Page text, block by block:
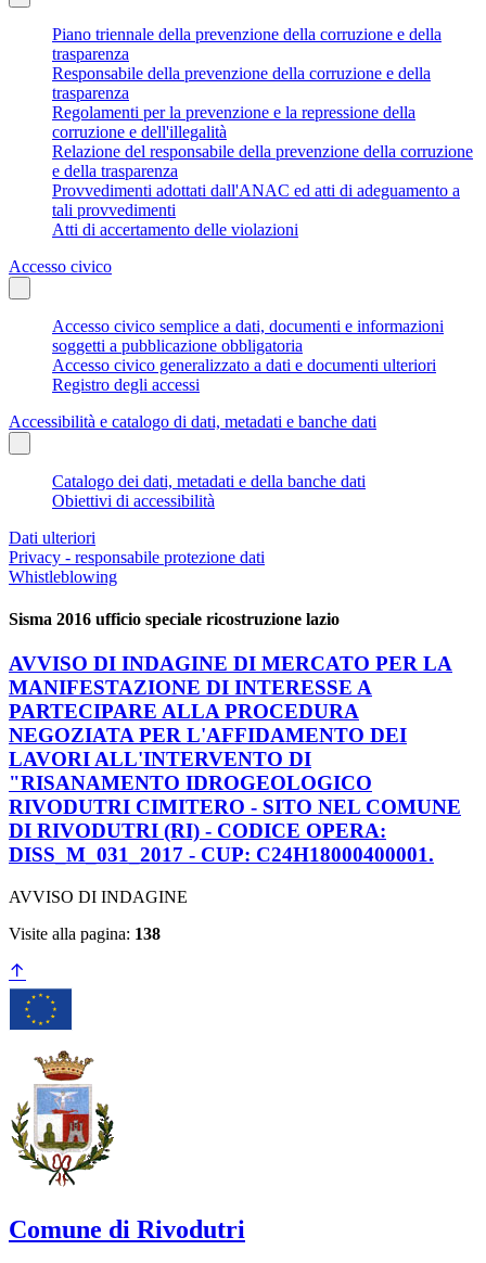
Piano triennale della prevenzione della corruzione e della
trasparenza
Responsabile della prevenzione della corruzione e della
trasparenza
Regolamenti per la prevenzione e la repressione della
corruzione e dell'illegalità
Relazione del responsabile della prevenzione della corruzione
e della trasparenza
Provvedimenti adottati dall'ANAC ed atti di adeguamento a
tali provvedimenti
Atti di accertamento delle violazioni
Accesso civico
Accesso civico semplice a dati, documenti e informazioni
soggetti a pubblicazione obbligatoria
Accesso civico generalizzato a dati e documenti ulteriori
Registro degli accessi
Accessibilità e catalogo di dati, metadati e banche dati
Catalogo dei dati, metadati e della banche dati
Obiettivi di accessibilità
Dati ulteriori
Privacy - responsabile protezione dati
Whistleblowing
Sisma 2016 ufficio speciale ricostruzione lazio
AVVISO DI INDAGINE DI MERCATO PER LA
MANIFESTAZIONE DI INTERESSE A
PARTECIPARE ALLA PROCEDURA
NEGOZIATA PER L'AFFIDAMENTO DEI
LAVORI ALL'INTERVENTO DI
"RISANAMENTO IDROGEOLOGICO
RIVODUTRI CIMITERO - SITO NEL COMUNE
DI RIVODUTRI (RI) - CODICE OPERA:
DISS_M_031_2017 - CUP: C24H18000400001.
AVVISO DI INDAGINE
Visite alla pagina: 138
Comune di Rivodutri